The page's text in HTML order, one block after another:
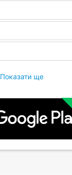
Показати ще